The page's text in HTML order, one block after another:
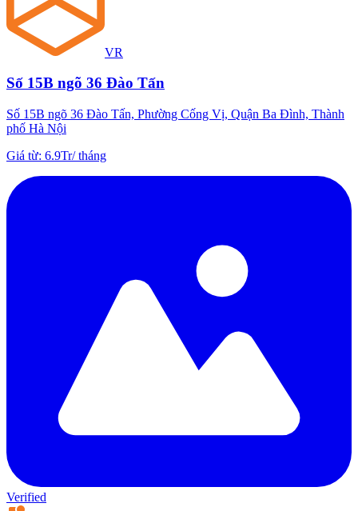
VR
Số 15B ngõ 36 Đào Tấn
Số 15B ngõ 36 Đào Tấn, Phường Cống Vị, Quận Ba Đình, Thành
phố Hà Nội
Giá từ: 6.9Tr/tháng
Verified